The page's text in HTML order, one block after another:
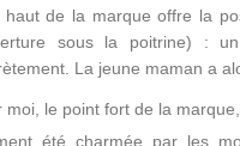
haut de la marque offre la
sous la poitrine) :
La jeune maman a
moi, le point fort de la
été charmée par les